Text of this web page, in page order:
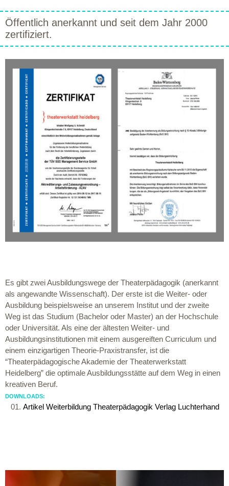
Öffentlich anerkannt und seit dem Jahr 2000
zertifiziert.
Es gibt zwei Ausbildungswege der Theaterpädagogik (anerkannt
als angewandte Wissenschaft). Der erste ist die Weiter- oder
Ausbildung beispielsweise an unserem Institut und der zweite
Weg ist das Studium (Bachelor oder Master) an der Hochschule
oder Universität. Als eine der ältesten Weiter- und
Ausbildungsinstitutionen mit einem ausgereiften Curriculum und
einem einzigartigen Theorie-Praxistransfer, ist die
“Theaterpädagogische Akademie der Theaterwerkstatt
Heidelberg” die optimale Ausbildungsstätte auf dem Weg in einen
kreativen Beruf.
DOWNLOADS:
Artikel Weiterbildung Theaterpädagogik Verlag Luchterhand